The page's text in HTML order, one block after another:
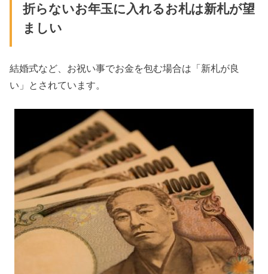
折らないお年玉に入れるお札は新札が望
ましい
結婚式など、お祝い事でお金を包む場合は「新札が良
い」とされています。